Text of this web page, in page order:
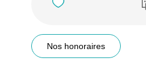
Nos honoraires